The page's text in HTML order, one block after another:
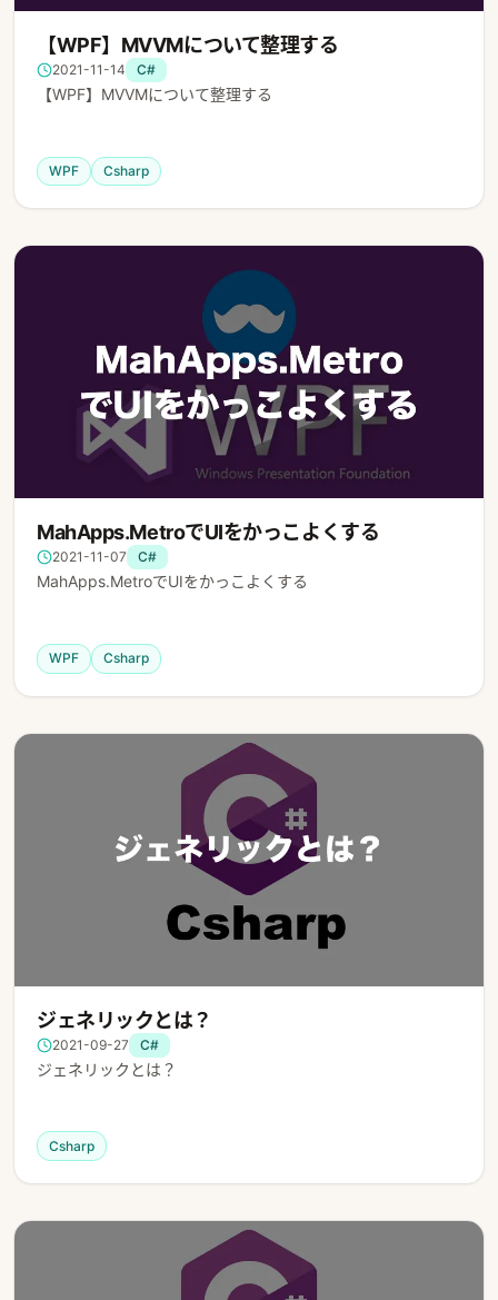
【WPF】MVVMについて整理する
2021-11-14 C#
【WPF】MVVMについて整理する
WPF Csharp
MahApps.MetroでUIをかっこよくする
2021-11-07 C#
MahApps.MetroでUIをかっこよくする
WPF Csharp
ジェネリックとは？
2021-09-27 C#
ジェネリックとは？
Csharp